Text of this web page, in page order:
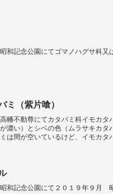
和記念公園にてゴマノハグサ科又
ミ（紫片喰）
幡不動尊にてカタバミ科イモカタ
濃い）とシベの色（ムラサキカ
は間が空いているけど、イモカタ
和記念公園にて２０１９年９月